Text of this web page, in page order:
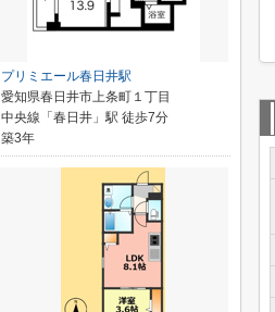
プリミエール春日井駅
愛知県春日井市上条町１丁目
中央線「春日井」駅 徒歩7分
築3年